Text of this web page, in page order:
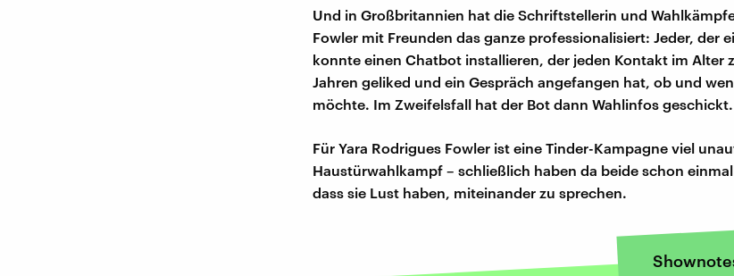
Und in Großbritannien hat die Schriftstellerin und
Fowler mit Freunden das ganze professionalisiert: Jeder, der
konnte einen Chatbot installieren, der jeden Kontakt im Alter
Jahren geliked und ein Gespräch angefangen hat, ob und
möchte. Im Zweifelsfall hat der Bot dann Wahlinfos geschickt.
Für Yara Rodrigues Fowler ist eine Tinder-Kampagne viel
Haustürwahlkampf – schließlich haben da beide schon
dass sie Lust haben, miteinander zu sprechen.